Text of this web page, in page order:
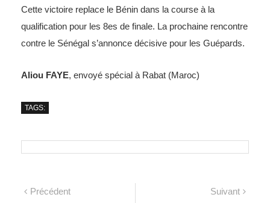
Cette victoire replace le Bénin dans la course à la
qualification pour les 8es de finale. La prochaine rencontre
contre le Sénégal s’annonce décisive pour les Guépards.
Aliou FAYE, envoyé spécial à Rabat (Maroc)
TAGS:
Précédent
Suivant